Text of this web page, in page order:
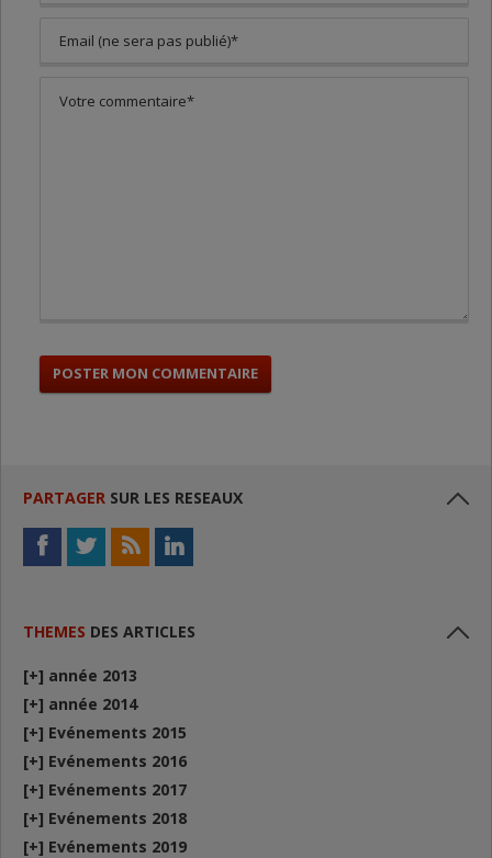
PARTAGER SUR LES RESEAUX
THEMES DES ARTICLES
[+] année 2013
[+] année 2014
[+] Evénements 2015
[+] Evénements 2016
[+] Evénements 2017
[+] Evénements 2018
[+] Evénements 2019